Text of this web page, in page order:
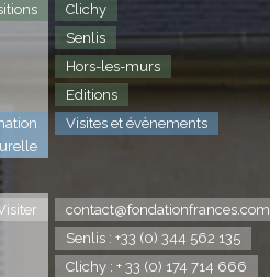
Clichy
Senlis
Hors-les-murs
Editions
Visites et évènements
contact@fondationfrances.com
Senlis : +33 (0) 344 562 135
Clichy : + 33 (0) 174 714 666